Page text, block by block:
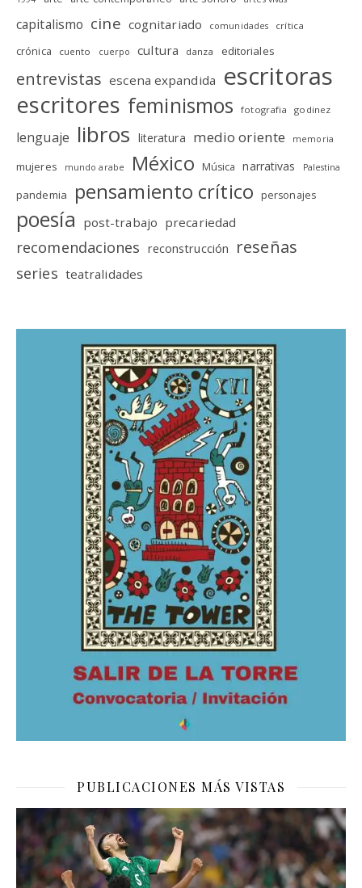
capitalismo cine cognitariado comunidades crítica
crónica cuento cuerpo cultura danza editoriales
entrevistas escena expandida escritoras
escritores feminismos fotografia godinez
lenguaje libros literatura medio oriente memoria
mujeres mundo arabe México Música narrativas Palestina
pandemia pensamiento crítico personajes
poesía post-trabajo precariedad
recomendaciones reconstrucción reseñas
series teatralidades
PUBLICACIONES MÁS VISTAS